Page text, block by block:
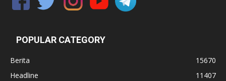
POPULAR CATEGORY
Berita
15670
Headline
11407